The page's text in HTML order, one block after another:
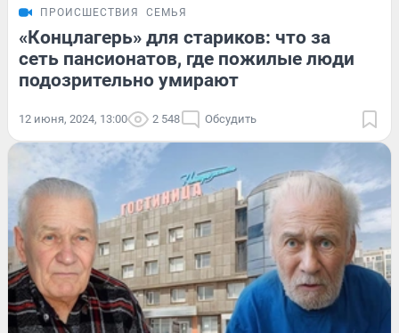
ПРОИСШЕСТВИЯ СЕМЬЯ
«Концлагерь» для стариков: что за
сеть пансионатов, где пожилые люди
подозрительно умирают
12 июня, 2024, 13:00 2 548 Обсудить